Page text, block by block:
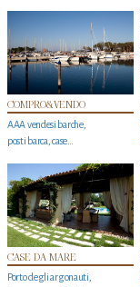
COMPRO&VENDO
AAA vendesi barche,
posti barca, case…
CASE DA MARE
Porto degli argonauti,